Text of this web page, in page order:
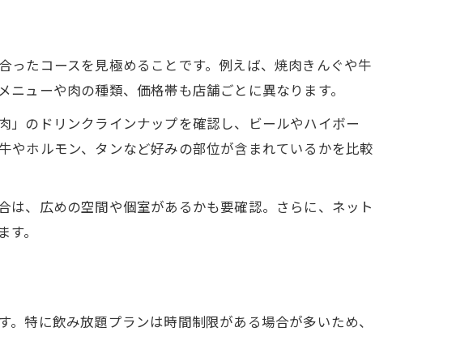
たコースを見極めることです。例えば、焼肉きんぐや牛
ューや肉の種類、価格帯も店舗ごとに異なります。
のドリンクラインナップを確認し、ビールやハイボー
ホルモン、タンなど好みの部位が含まれているかを比較
、広めの空間や個室があるかも要確認。さらに、ネット
。
特に飲み放題プランは時間制限がある場合が多いため、